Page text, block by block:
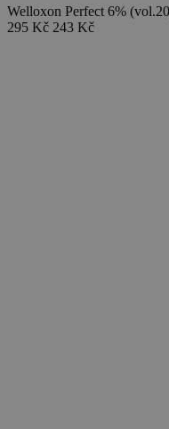
Welloxon Perfect 6%
295 Kč 243 Kč